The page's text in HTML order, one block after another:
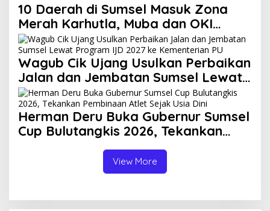
10 Daerah di Sumsel Masuk Zona
Merah Karhutla, Muba dan OKI
Catat Kejadian Terbanyak
Wagub Cik Ujang Usulkan Perbaikan
Jalan dan Jembatan Sumsel Lewat
Program IJD 2027 ke Kementerian
PU
Herman Deru Buka Gubernur Sumsel
Cup Bulutangkis 2026, Tekankan
Pembinaan Atlet Sejak Usia Dini
View More